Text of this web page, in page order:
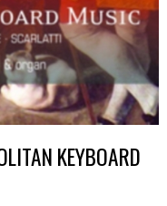
KEYBOARD